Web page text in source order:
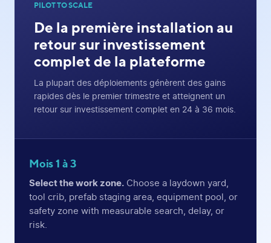
PILOT TO SCALE
De la première installation au
retour sur investissement
complet de la plateforme
La plupart des déploiements génèrent des gains
rapides dès le premier trimestre et atteignent un
retour sur investissement complet en 24 à 36 mois.
Mois 1 à 3
Select the work zone. Choose a laydown yard,
tool crib, prefab staging area, equipment pool, or
safety zone with measurable search, delay, or
risk.